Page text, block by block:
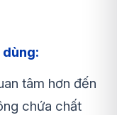
tâm hơn đến
chứa chất